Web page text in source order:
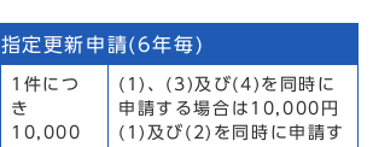
指定更新申請(6年毎)
1件につ
き
10,000
(1)、(3)及び(4)を同時に
申請する場合は10,000円
(1)及び(2)を同時に申請す